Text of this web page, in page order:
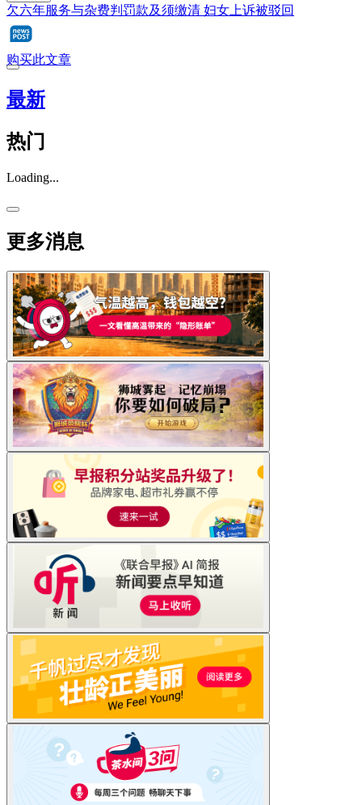
欠六年服务与杂费判罚款及须缴清 妇女上诉被驳回
购买此文章
最新
热门
Loading...
更多消息